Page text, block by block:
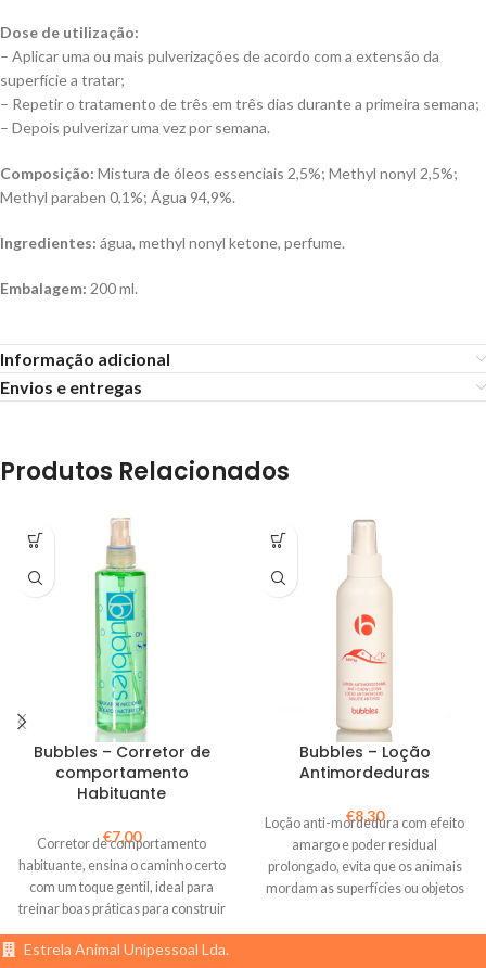
Dose de utilização:
– Aplicar uma ou mais pulverizações de acordo com a extensão da
superfície a tratar;
– Repetir o tratamento de três em três dias durante a primeira semana;
– Depois pulverizar uma vez por semana.
Composição: Mistura de óleos essenciais 2,5%; Methyl nonyl 2,5%;
Methyl paraben 0,1%; Água 94,9%.
Ingredientes: água, methyl nonyl ketone, perfume.
Embalagem: 200 ml.
Informação adicional
Envios e entregas
Produtos Relacionados
Bubbles – Corretor de
comportamento
Habituante
€7,00
Corretor de comportamento
habituante, ensina o caminho certo
com um toque gentil, ideal para
treinar boas práticas para construir
hábitos positivos.
Bubbles – Loção
Antimordeduras
€8,30
Loção anti-mordedura com efeito
amargo e poder residual
prolongado, evita que os animais
mordam as superfícies ou objetos
Estrela Animal Unipessoal Lda.